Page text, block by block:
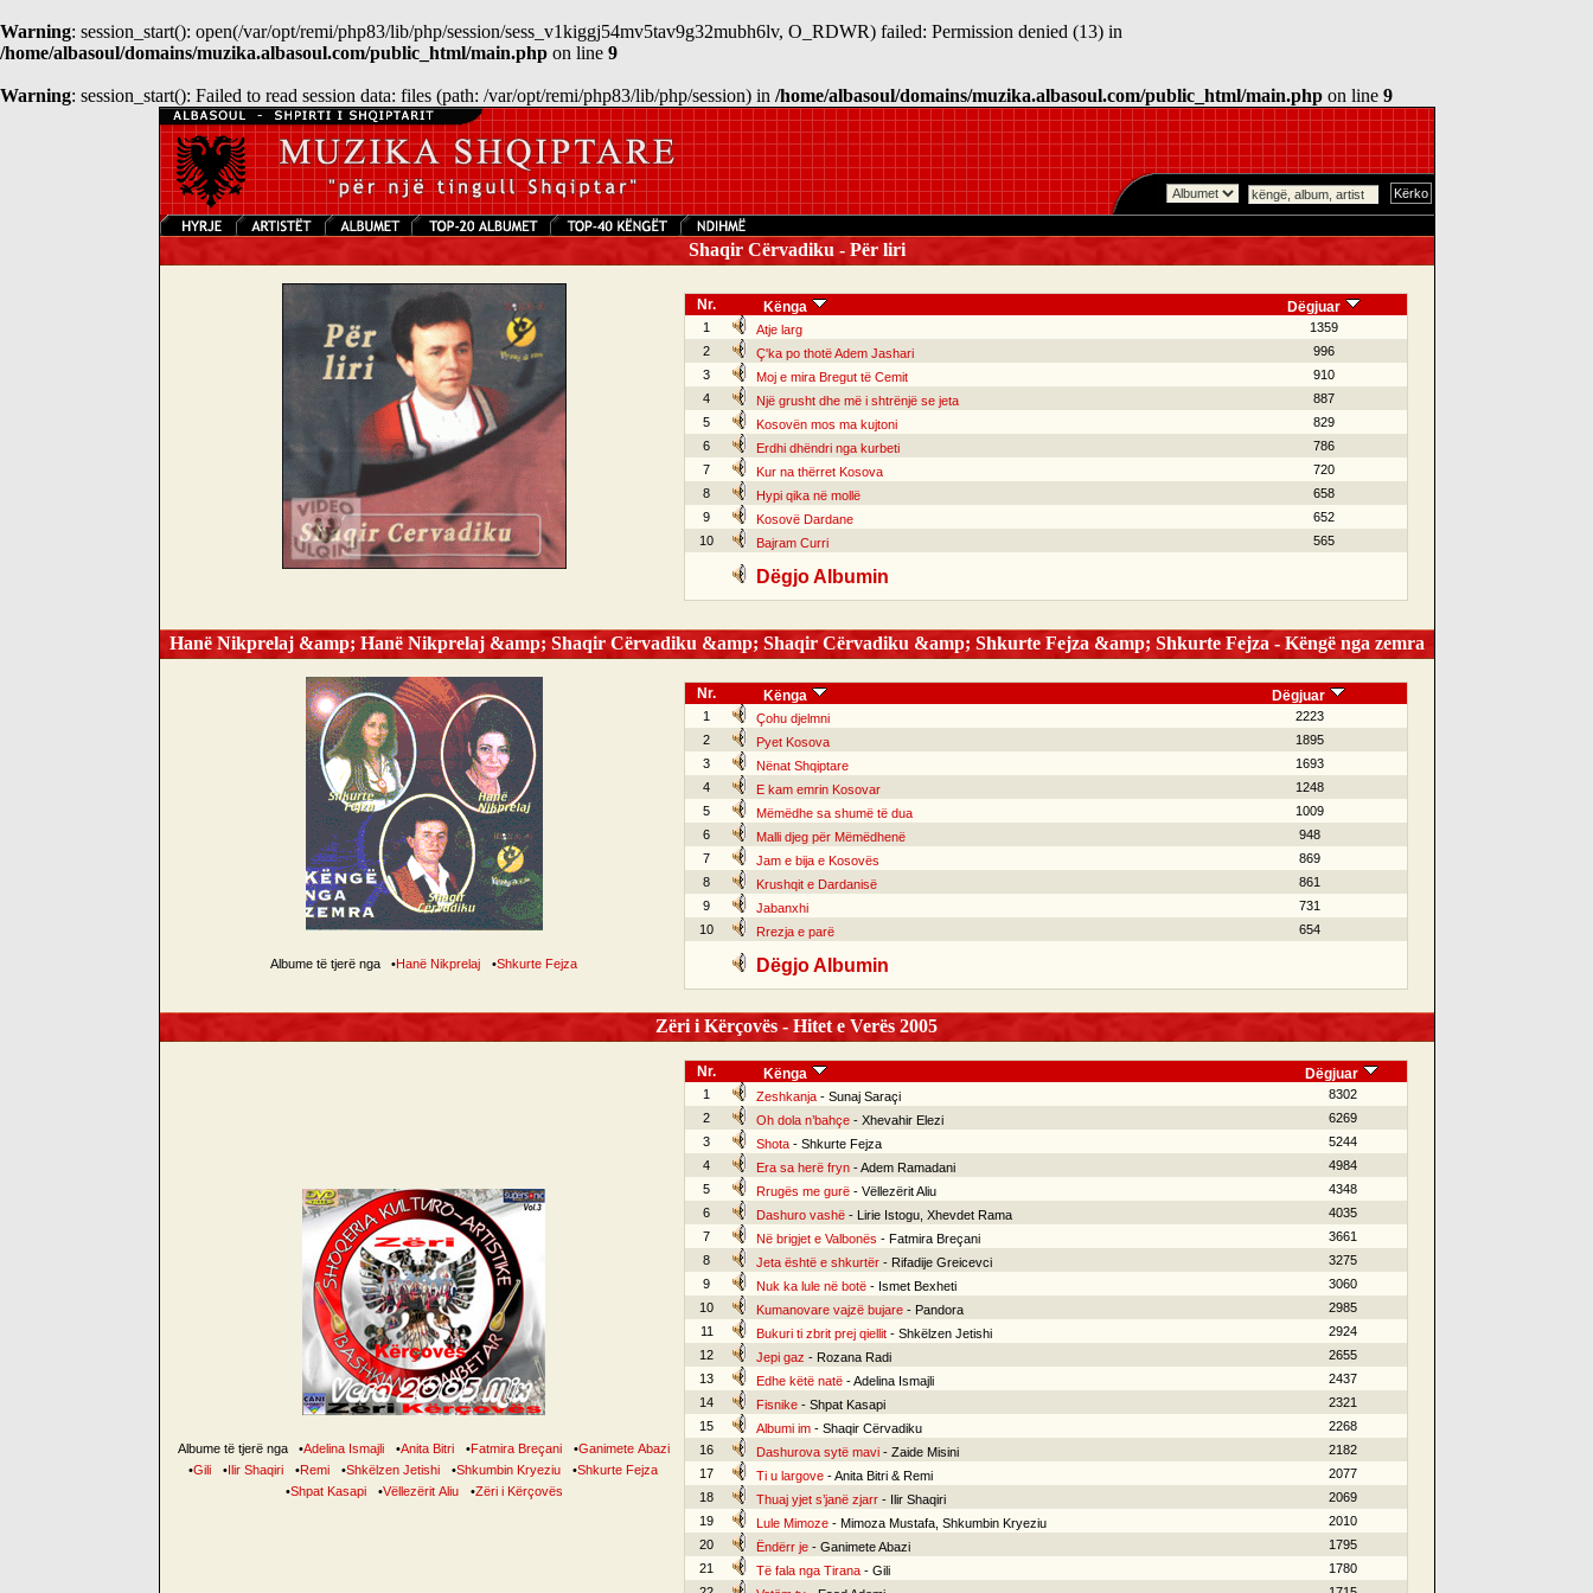
Warning: session_start(): open(/var/opt/remi/php83/lib/php/session/sess_v1kiggj54mv5tav9g32mubh6lv, O_RDWR) failed: Permission denied (13) in
/home/albasoul/domains/muzika.albasoul.com/public_html/main.php on line 9
Warning: session_start(): Failed to read session data: files (path: /var/opt/remi/php83/lib/php/session) in /home/albasoul/domains/muzika.albasoul.com/public_html/main.php on line 9
Shaqir Cërvadiku - Për liri
Nr. Kënga Dëgjuar
1 Atje larg
1359
2
Ç'ka po thotë Adem Jashari
996
3
Moj e mira Bregut të Cemit
910
4
Një grusht dhe më i shtrënjë se jeta
887
5
Kosovën mos ma kujtoni
829
6
Erdhi dhëndri nga kurbeti
786
7
Kur na thërret Kosova
720
8
Hypi qika në mollë
658
9
Kosovë Dardane
652
10
Bajram Curri 565
Dëgjo Albumin
Hanë Nikprelaj &amp; Hanë Nikprelaj &amp; Shaqir Cërvadiku &amp; Shaqir Cërvadiku &amp; Shkurte Fejza &amp; Shkurte Fejza - Këngë nga zemra
Albume të tjerë nga •Hanë Nikprelaj •Shkurte Fejza
Nr. Kënga Dëgjuar
1 Çohu djelmni
2223
2
Pyet Kosova
1895
3
Nënat Shqiptare
1693
4
E kam emrin Kosovar
1248
5
Mëmëdhe sa shumë të dua
1009
6
Malli djeg për Mëmëdhenë
948
7
Jam e bija e Kosovës
869
8
Krushqit e Dardanisë
861
9
Jabanxhi
731
10
Rrezja e parë 654
Dëgjo Albumin
Zëri i Kërçovës - Hitet e Verës 2005
Albume të tjerë nga •Adelina Ismajli •Anita Bitri •Fatmira Breçani •Ganimete Abazi
•Gili •Ilir Shaqiri •Remi •Shkëlzen Jetishi •Shkumbin Kryeziu •Shkurte Fejza
•Shpat Kasapi •Vëllezërit Aliu •Zëri i Kërçovës
Nr. Kënga Dëgjuar
1 Zeshkanja - Sunaj Saraçi
8302
2
Oh dola n’bahçe - Xhevahir Elezi
6269
3
Shota - Shkurte Fejza
5244
4
Era sa herë fryn - Adem Ramadani
4984
5
Rrugës me gurë - Vëllezërit Aliu
4348
6
Dashuro vashë - Lirie Istogu, Xhevdet Rama
4035
7
Në brigjet e Valbonës - Fatmira Breçani
3661
8
Jeta është e shkurtër - Rifadije Greicevci
3275
9
Nuk ka lule në botë - Ismet Bexheti
3060
10
Kumanovare vajzë bujare - Pandora
2985
11
Bukuri ti zbrit prej qiellit - Shkëlzen Jetishi
2924
12
Jepi gaz - Rozana Radi
2655
13
Edhe këtë natë - Adelina Ismajli
2437
14
Fisnike - Shpat Kasapi
2321
15
Albumi im - Shaqir Cërvadiku
2268
16
Dashurova sytë mavi - Zaide Misini
2182
17
Ti u largove - Anita Bitri & Remi
2077
18
Thuaj yjet s’janë zjarr - Ilir Shaqiri
2069
19
Lule Mimoze - Mimoza Mustafa, Shkumbin Kryeziu
2010
20
Ëndërr je - Ganimete Abazi
1795
21
Të fala nga Tirana - Gili
1780